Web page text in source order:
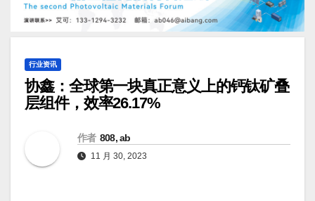
行业资讯
协鑫：全球第一块真正意义上的钙钛矿叠
层组件，效率26.17%
作者 808, ab
11 月 30, 2023